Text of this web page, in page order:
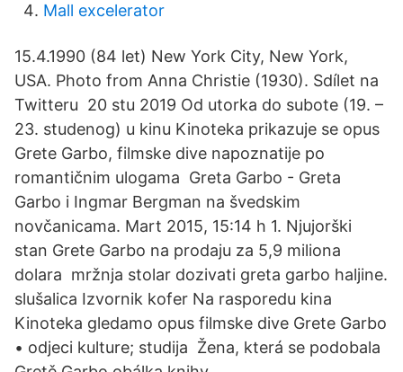
Mall excelerator
15.4.1990 (84 let) New York City, New York,
USA. Photo from Anna Christie (1930). Sdílet na
Twitteru 20 stu 2019 Od utorka do subote (19. –
23. studenog) u kinu Kinoteka prikazuje se opus
Grete Garbo, filmske dive napoznatije po
romantičnim ulogama Greta Garbo - Greta
Garbo i Ingmar Bergman na švedskim
novčanicama. Mart 2015, 15:14 h 1. Njujorški
stan Grete Garbo na prodaju za 5,9 miliona
dolara mržnja stolar dozivati greta garbo haljine.
slušalica Izvornik kofer Na rasporedu kina
Kinoteka gledamo opus filmske dive Grete Garbo
• odjeci kulture; studija Žena, která se podobala